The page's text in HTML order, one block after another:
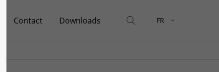
About us FR
Contact Downloads